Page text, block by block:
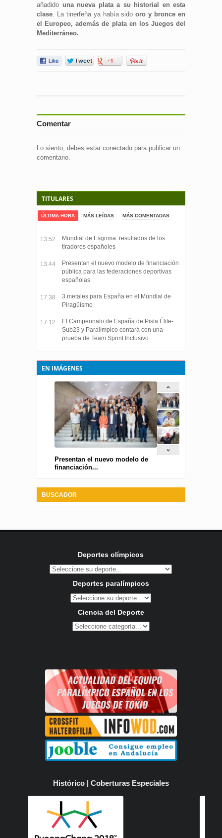
añadido una nueva plata a su historial en esta
clase. La tinerfeña ya había sidooro y bronce en
el Europeo, además de plata en los Juegos del
Mediterráneo.
Comentar
Lo siento, debes estar conectado para publicar un
comentario.
TITULARES
ÚLTIMA HORA MÁS LEÍDAS MÁS COMENTADAS
13:52
Mundial de Esgrima: resultados de los
tiradores españoles
13:44
Presentan el nuevo modelo de financiación
pública para las federaciones deportivas
españolas
17:38
3 metales para España en el Mundial de
Piragüismo
17:12
El Campeonato de España de Pista Élite-
Sub23 y Paralímpico contará con una
prueba de Team Sprint Inclusivo
EN IMÁGENES
Presentan el nuevo modelo de
financiación...
BUSCADOR
Deportes olímpicos
Deportes paralímpicos
Ciencia del Deporte
Histórico | Coberturas Especiales